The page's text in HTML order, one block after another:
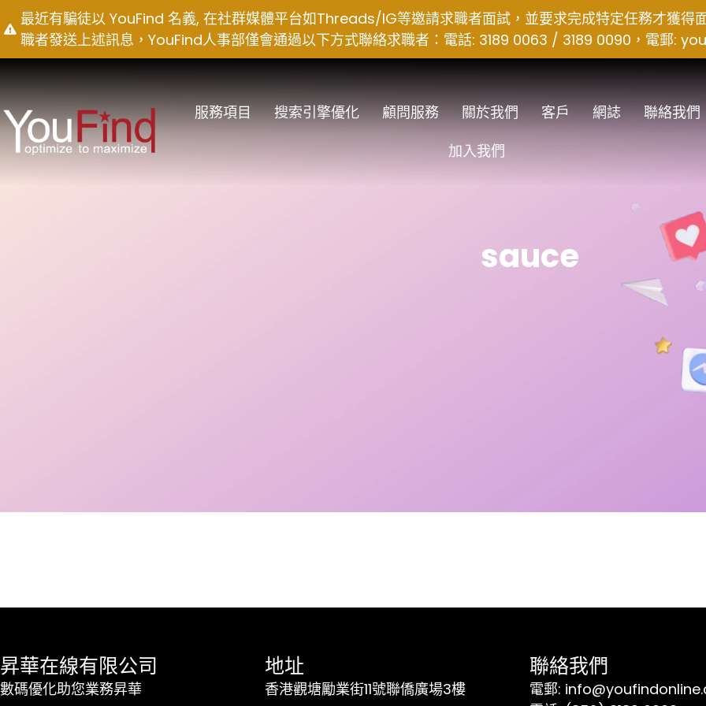
to
最近有騙徒以 YouFind 名義, 在社群媒體平台如Threads/IG等邀請求職者面試，並要求完成特定任務才獲得
職者發送上述訊息，YouFind人事部僅會通過以下方式聯絡求職者：電話: 3189 0063 / 3189 0090，電郵:
服務項目 搜索引擎優化 顧問服務 關於我們 客戶 網誌
聯絡我們
加入我們
sauce
昇華在線有限公司
數碼優化助您業務昇華
地址
香港觀塘勵業街11號聯僑廣場3樓
聯絡我們
電郵: